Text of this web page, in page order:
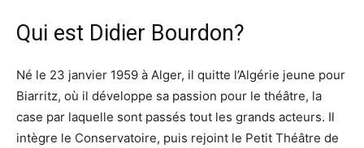
Qui est Didier Bourdon?
Né le 23 janvier 1959 à Alger, il quitte l’Algérie jeune pour
Biarritz, où il développe sa passion pour le théâtre, la
case par laquelle sont passés tout les grands acteurs. Il
intègre le Conservatoire, puis rejoint le Petit Théâtre de